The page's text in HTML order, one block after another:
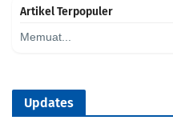
Artikel Terpopuler
Memuat...
Updates